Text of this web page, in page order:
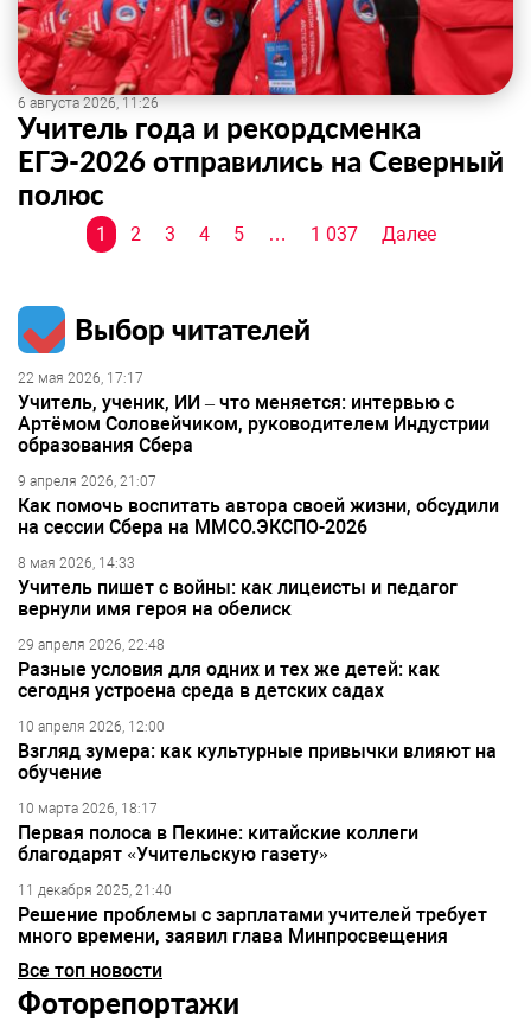
6 августа 2026, 11:26
Учитель года и рекордсменка
ЕГЭ-2026 отправились на Северный
полюс
Навигация
записям
1 2 3 4 5 … 1 037 Далее
Выбор читателей
22 мая 2026, 17:17
Учитель, ученик, ИИ – что меняется: интервью с
Артёмом Соловейчиком, руководителем Индустрии
образования Сбера
9 апреля 2026, 21:07
Как помочь воспитать автора своей жизни, обсудили
на сессии Сбера на ММСО.ЭКСПО-2026
8 мая 2026, 14:33
Учитель пишет с войны: как лицеисты и педагог
вернули имя героя на обелиск
29 апреля 2026, 22:48
Разные условия для одних и тех же детей: как
сегодня устроена среда в детских садах
10 апреля 2026, 12:00
Взгляд зумера: как культурные привычки влияют на
обучение
10 марта 2026, 18:17
Первая полоса в Пекине: китайские коллеги
благодарят «Учительскую газету»
11 декабря 2025, 21:40
Решение проблемы с зарплатами учителей требует
много времени, заявил глава Минпросвещения
Все топ новости
Фоторепортажи